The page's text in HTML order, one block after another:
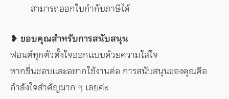
สามารถออกใบกำกับภาษีได้
❥ ขอบคุณสำหรับการสนับสนุน
ฟอนต์ทุกตัวตั้งใจออกแบบด้วยความใส่ใจ
หากชื่นชอบและอยากใช้งานต่อ การสนับสนุนของคุณคือ
กำลังใจสำคัญมาก ๆ เลยค่ะ